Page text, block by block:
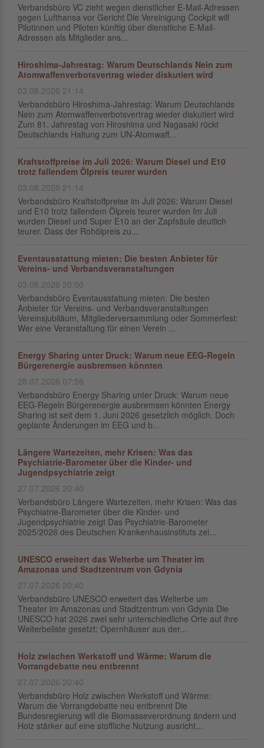
Verbandsbüro VC zieht wegen dienstlicher E-Mail-Adressen
gegen Lufthansa vor Gericht Die Vereinigung Cockpit will
Pilotinnen und Piloten künftig über dienstliche E-Mail-
Adressen als Mitglieder ans...
Hiroshima-Jahrestag: Warum Deutschlands Nein zum
Atomwaffenverbotsvertrag wieder diskutiert wird
03.08.2026 21:14
Verbandsbüro Hiroshima-Jahrestag: Warum Deutschlands
Nein zum Atomwaffenverbotsvertrag wieder diskutiert wird
Zum 81. Jahrestag von Hiroshima und Nagasaki rückt
Deutschlands Haltung zum UN-Atomwaff...
Kraftstoffpreise im Juli 2026: Warum Diesel und E10
trotz fallendem Ölpreis teurer wurden
03.08.2026 21:14
Verbandsbüro Kraftstoffpreise im Juli 2026: Warum Diesel
und E10 trotz fallendem Ölpreis teurer wurden Im Juli
wurden Diesel und Super E10 an der Zapfsäule deutlich
teurer. Dass der Rohölpreis zu...
Eventausstattung mieten: Die besten Anbieter für
Vereins- und Verbandsveranstaltungen
03.08.2026 20:00
Verbandsbüro Eventausstattung mieten: Die besten
Anbieter für Vereins- und Verbandsveranstaltungen
Vereinsjubiläum, Mitgliederversammlung oder Sommerfest:
Wer eine Veranstaltung für einen Verein ...
Energy Sharing unter Druck: Warum neue EEG-Regeln
Bürgerenergie ausbremsen könnten
28.07.2026 07:56
Verbandsbüro Energy Sharing unter Druck: Warum neue
EEG-Regeln Bürgerenergie ausbremsen könnten Energy
Sharing ist seit dem 1. Juni 2026 gesetzlich möglich. Doch
geplante Änderungen im EEG und b...
Längere Wartezeiten, mehr Krisen: Was das
Psychiatrie-Barometer über die Kinder- und
Jugendpsychiatrie zeigt
27.07.2026 20:40
Verbandsbüro Längere Wartezeiten, mehr Krisen: Was das
Psychiatrie-Barometer über die Kinder- und
Jugendpsychiatrie zeigt Das Psychiatrie-Barometer
2025/2026 des Deutschen Krankenhausinstituts zei...
UNESCO erweitert das Welterbe um Theater im
Amazonas und Stadtzentrum von Gdynia
27.07.2026 20:40
Verbandsbüro UNESCO erweitert das Welterbe um
Theater im Amazonas und Stadtzentrum von Gdynia Die
UNESCO hat 2026 zwei sehr unterschiedliche Orte auf ihre
Welterbeliste gesetzt: Opernhäuser aus der...
Holz zwischen Werkstoff und Wärme: Warum die
Vorrangdebatte neu entbrennt
27.07.2026 20:40
Verbandsbüro Holz zwischen Werkstoff und Wärme:
Warum die Vorrangdebatte neu entbrennt Die
Bundesregierung will die Biomasseverordnung ändern und
Holz stärker auf eine stoffliche Nutzung ausricht...